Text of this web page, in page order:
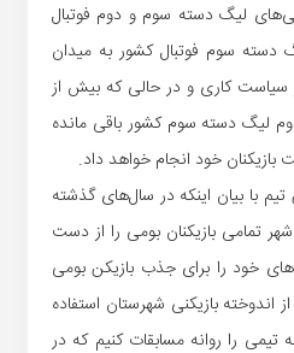
لیگ دسته سوم و دوم فوتبال
سوم فوتبال کشور به میدان
سیاست کاری و در حالی که بیش از
لیگ دسته سوم کشور باقی مانده
خود انجام خواهد داد.
با بیان اینکه در سال‌های گذشته
تمامی بازیکنان بومی را از دست
خود را برای جذب بازیکن بومی
از اندوخته بازیکنی شهرستان استفاده
تیمی را روانه مسابقات کنیم که در